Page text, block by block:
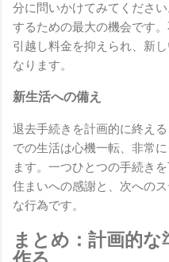
分に問いかけてみてくださ
するための最大の機会です
引越し料金を抑えられ、新
なります。
新生活への備え
退去手続きを計画的に終え
での生活は心機一転、非常
ます。一つひとつの手続き
住まいへの感謝と、次への
な行為です。
まとめ：計画的